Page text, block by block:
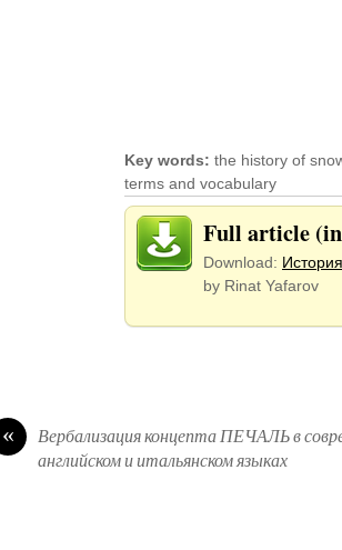
Key words: the history of
terms and vocabulary
Full article
Download:
by Rinat Yafarov
«
Вербализация концепта ПЕЧАЛЬ в
английском и итальянском языках